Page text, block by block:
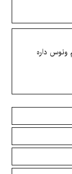
هم ونوس داره